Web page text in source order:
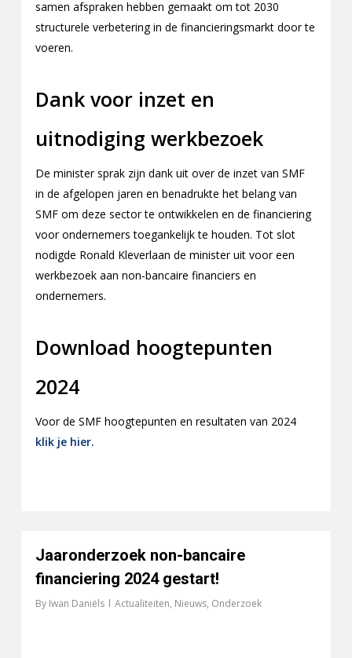
samen afspraken hebben gemaakt om tot 2030
structurele verbetering in de financieringsmarkt door te
voeren.
Dank voor inzet en
uitnodiging werkbezoek
De minister sprak zijn dank uit over de inzet van SMF
in de afgelopen jaren en benadrukte het belang van
SMF om deze sector te ontwikkelen en de financiering
voor ondernemers toegankelijk te houden. Tot slot
nodigde Ronald Kleverlaan de minister uit voor een
werkbezoek aan non-bancaire financiers en
ondernemers.
Download hoogtepunten
2024
Voor de SMF hoogtepunten en resultaten van 2024
klik je hier.
Jaaronderzoek non-bancaire
financiering 2024 gestart!
By Iwan Daniëls Actualiteiten, Nieuws, Onderzoek